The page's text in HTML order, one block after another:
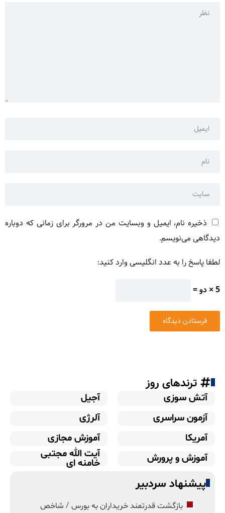
ذخیره نام، ایمیل و وبسایت من در مرورگر برای زمانی که دوباره
دیدگاهی می‌نویسم.
لطفا پاسخ را به عدد انگلیسی وارد کنید:
5 × دو =
ترندهای روز
آتش سوزی
آجیل
آزمون سراسری
آلرژی
آمریکا
آموزش مجازی
آموزش و پرورش
آیت الله مجتبی
خامنه ای
پیشنهاد سردبیر
بازگشت قدرتمند خریداران به بورس / شاخص